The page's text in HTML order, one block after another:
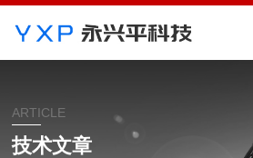
ARTICLE
技术文章